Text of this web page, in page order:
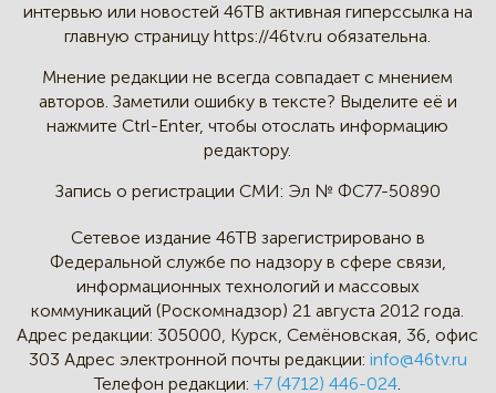
интервью или новостей 46TB активная гиперссылка на
главную страницу https://46tv.ru обязательна.
Мнение редакции не всегда совпадает с мнением
авторов. Заметили ошибку в тексте? Выделите её и
нажмите Ctrl-Enter, чтобы отослать информацию
редактору.
Запись о регистрации СМИ: Эл № ФС77-50890
Сетевое издание 46ТВ зарегистрировано в
Федеральной службе по надзору в сфере связи,
информационных технологий и массовых
коммуникаций (Роскомнадзор) 21 августа 2012 года.
Адрес редакции: 305000, Курск, Семёновская, 36, офис
303 Адрес электронной почты редакции: info@46tv.ru
Телефон редакции: +7 (4712) 446-024.